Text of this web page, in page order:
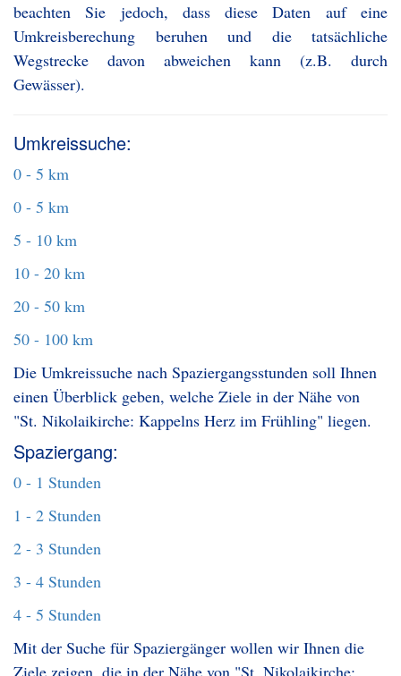
beachten Sie jedoch, dass diese Daten auf eine
Umkreisberechung beruhen und die tatsächliche
Wegstrecke davon abweichen kann (z.B. durch
Gewässer).
Umkreissuche:
0 - 5 km
0 - 5 km
5 - 10 km
10 - 20 km
20 - 50 km
50 - 100 km
Die Umkreissuche nach Spaziergangsstunden soll Ihnen
einen Überblick geben, welche Ziele in der Nähe von
"St. Nikolaikirche: Kappelns Herz im Frühling" liegen.
Spaziergang:
0 - 1 Stunden
1 - 2 Stunden
2 - 3 Stunden
3 - 4 Stunden
4 - 5 Stunden
Mit der Suche für Spaziergänger wollen wir Ihnen die
Ziele zeigen, die in der Nähe von "St. Nikolaikirche: